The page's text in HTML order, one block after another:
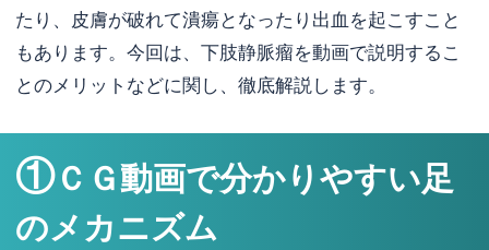
たり、皮膚が破れて潰瘍となったり出血を起こすこと
もあります。今回は、下肢静脈瘤を動画で説明するこ
とのメリットなどに関し、徹底解説します。
①ＣＧ動画で分かりやすい足
のメカニズム